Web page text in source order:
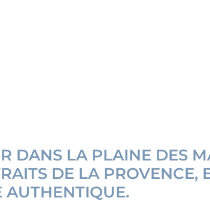
DANS LA PLAINE DES
DE LA
AUTHENTIQUE.